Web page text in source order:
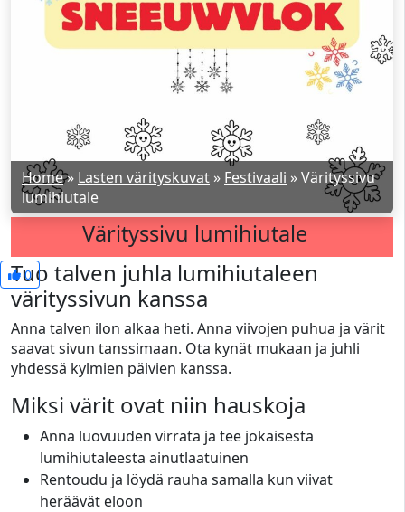
Home» Lasten värityskuvat » Festivaali »Värityssivu
lumihiutale
Värityssivu lumihiutale
0
Tuo talven juhla lumihiutaleen
värityssivun kanssa
Anna talven ilon alkaa heti. Anna viivojen puhua ja värit
saavat sivun tanssimaan. Ota kynät mukaan ja juhli
yhdessä kylmien päivien kanssa.
Miksi värit ovat niin hauskoja
Anna luovuuden virrata ja tee jokaisesta
lumihiutaleesta ainutlaatuinen
Rentoudu ja löydä rauha samalla kun viivat
heräävät eloon